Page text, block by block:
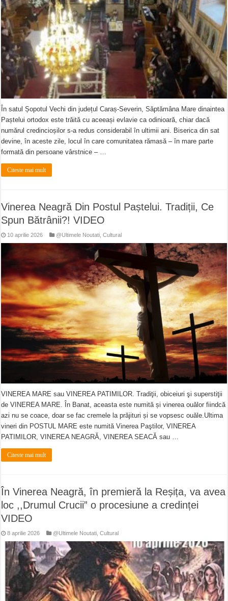
În satul Șopotul Vechi din județul Caraș-Severin, Săptămâna Mare dinaintea
Paștelui ortodox este trăită cu aceeași evlavie ca odinioară, chiar dacă
numărul credincioșilor s-a redus considerabil în ultimii ani. Biserica din sat
devine, în aceste zile, locul în care comunitatea rămasă – în mare parte
formată din persoane vârstnice – …
Citeste mai mult
Vinerea Neagră Din Postul Paștelui. Tradiții, Ce
Spun Bătrânii?! VIDEO
10 aprilie 2026 @Ultimele Noutati ,Cultural
VINEREA MARE sau VINEREA PATIMILOR. Tradiţii, obiceiuri şi superstiţii
de VINEREA MARE. În Banat, aceasta este numită și vinerea ouălor fiindcă
azi nu se coace, doar se fac cremele la prăjituri și se vopsesc ouăle.Ultima
vineri din POSTUL MARE este numită Vinerea Paştilor, VINEREA
PATIMILOR, VINEREA NEAGRĂ, VINEREA SEACĂ sau …
Citeste mai mult
În Vinerea Neagră, în premieră la Reșița, va avea
loc ,,Drumul Crucii” o procesiune a credinței
VIDEO
8 aprilie 2026 @Ultimele Noutati ,Cultural